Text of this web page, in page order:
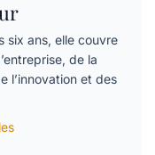
six ans, elle couvre
de la
l’innovation et des